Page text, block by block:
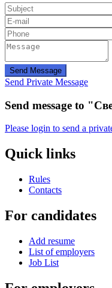
Send Message
Send Private Message
Send message to
Please login to send a
Quick links
Rules
Contacts
For candidates
Add resume
List of employers
Job List